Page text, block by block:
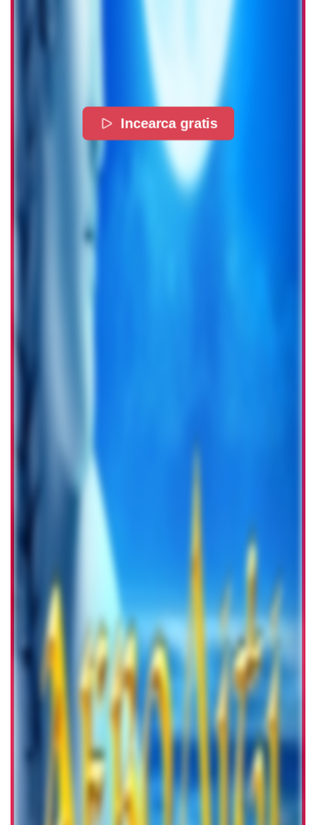
Incearca gratis